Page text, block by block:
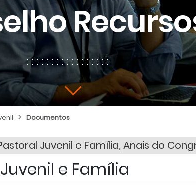
> Documentos
Juvenil e Família, Anais do
e Família